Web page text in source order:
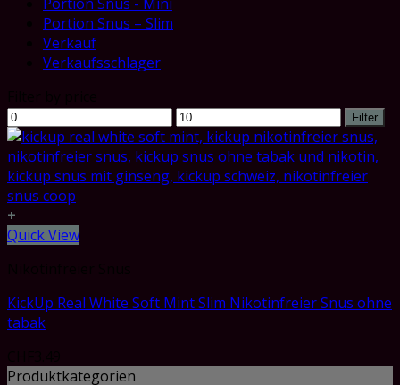
Portion Snus – Slim
Verkauf
Verkaufsschlager
Min
price
Max
price
Filter
+
Quick View
KickUp Real White Soft Mint Slim Nikotinfreier Snus ohne
tabak
Produktkategorien